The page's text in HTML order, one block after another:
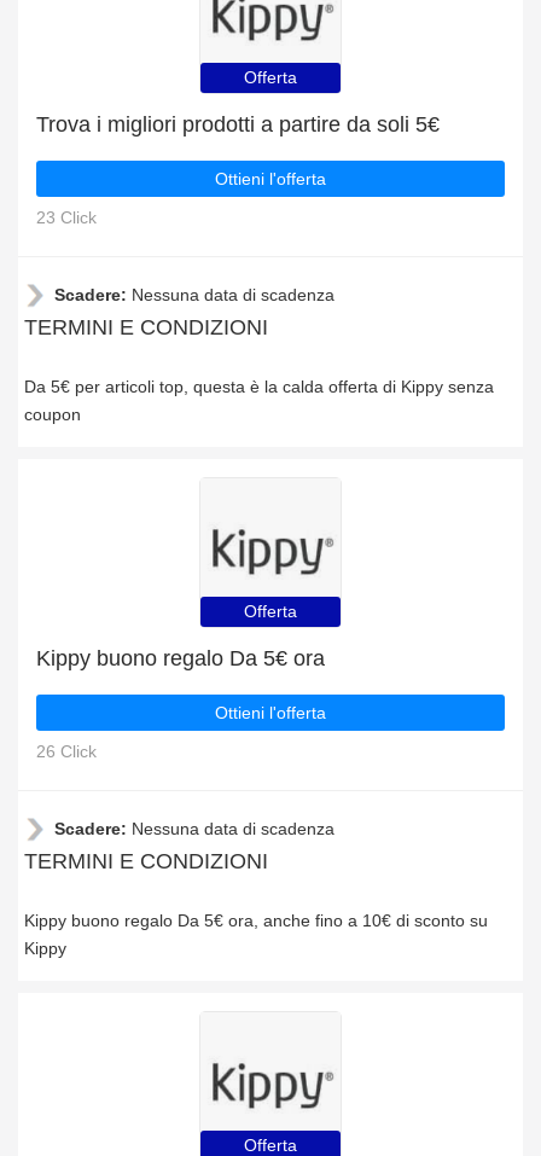
Offerta
Trova i migliori prodotti a partire da soli 5€
Ottieni l'offerta
23 Click
Scadere: Nessuna data di scadenza
TERMINI E CONDIZIONI
Da 5€ per articoli top, questa è la calda offerta di Kippy senza
coupon
Offerta
Kippy buono regalo Da 5€ ora
Ottieni l'offerta
26 Click
Scadere: Nessuna data di scadenza
TERMINI E CONDIZIONI
Kippy buono regalo Da 5€ ora, anche fino a 10€ di sconto su
Kippy
Offerta